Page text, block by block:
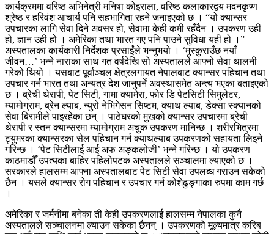
कार्यक्रममा वरिष्ठ अभिनेत्री मनिषा कोइराला, वरिष्ठ कलाकारद्वय मदनकृष्ण
श्रेष्ठ र हरिवंश आचार्य पनि सहभागिता रहने जनाइएको छ । “यो क्यान्सर
उपचारका लागि सेवा दिने अवसर हो, सेवामा केही कमी रहँदैन । उपकरण उही
हो, ज्ञान उही हो । अमेरिका तथा भारत गए पनि पाउने सुविधा यही हो ।”
अस्पतालका कार्यकारी निर्देशक प्रसाईंले भन्नुभयो । ‘मुस्कुराउँछ नयाँ
जीवन…’ भन्ने नाराका साथ गत वर्षदेखि सो अस्पतालले आफ्नो सेवा थालनी
गरेको थियो । यसबाट पूर्वाञ्चल क्षेत्रलगायत नेपालबाट क्यान्सर पहिचान तथा
उपचार गर्न भारत तथा अन्यत्र देश जानुपर्ने अवस्थासमेत अन्त्य भएका बताइएको
छ । ब्रेची थेरापी, पेट सिटी, गामा क्यामेरा, फोर डि पेटसिटी सिमुलेटर,
म्यामोग्राम, ब्रेन ल्याब, न्युरो नेभिगेसन सिष्टम, क्याथ ल्याब, डेक्सा स्क्यानको
सेवा बिरामीले पाइरहेका छन् । पाठेघरको मुखको क्यान्सर उपचारमा ब्रेची
थेरापी र स्तन क्यान्सरमा म्यामोग्राम अचुक उपकरण मानिन्छ । शरीरभित्रमा
ट्युमरका क्यान्सरका सेल पहिचान गर्न क्याथल्याब उपकरणको सहायता लिइने
गरिन्छ । ‘पेट सिटीलाई आई अफ अङ्कलोजी’ भन्ने गरिन्छ । यो उपकरण
काठमाडौँ उपत्यका बाहिर पहिलोपटक अस्पतालले सञ्चालमा ल्याएको छ ।
सरकारले हालसम्म आफ्ना अस्पतालबाट पेट सिटी सेवा उपलब्ध गराउन सकेको
छैन । यसले क्यान्सर रोग पहिचान र उपचार गर्न कोशेढुङ्गाका रुपमा काम गर्छ
।
अमेरिका र जर्मनीमा बनेका ती केही उपकरणलाई हालसम्म नेपालका कुनै
अस्पतालले सञ्चालनमा ल्याउन सकेका छैनन् । उपकरणको मूल्यमात्र करिब